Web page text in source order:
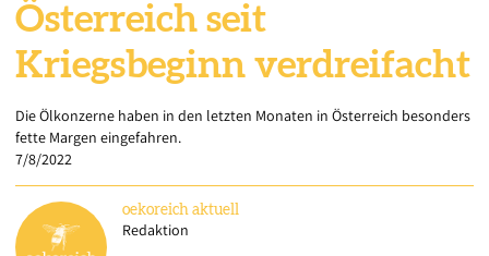
Österreich seit
Kriegsbeginn verdreifacht
Die Ölkonzerne haben in den letzten Monaten in Österreich besonders
fette Margen eingefahren.
7/8/2022
oekoreich aktuell
Redaktion